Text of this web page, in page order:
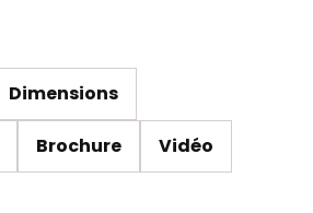
Dimensions
Brochure Vidéo